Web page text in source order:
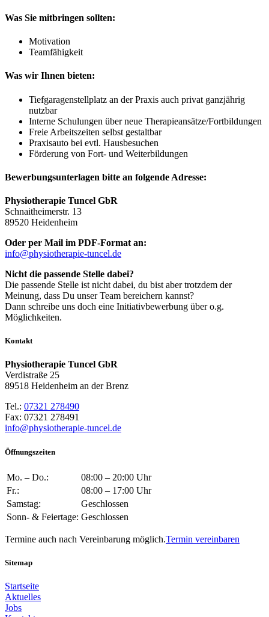
Was Sie mitbringen sollten:
Motivation
Teamfähigkeit
Was wir Ihnen bieten:
Tiefgaragenstellplatz an der Praxis auch privat ganzjährig
nutzbar
Interne Schulungen über neue Therapieansätze/Fortbildungen
Freie Arbeitszeiten selbst gestaltbar
Praxisauto bei evtl. Hausbesuchen
Förderung von Fort- und Weiterbildungen
Bewerbungsunterlagen bitte an folgende Adresse:
Physiotherapie Tuncel GbR
Schnaitheimerstr. 13
89520 Heidenheim
Oder per Mail im PDF-Format an:
info@physiotherapie-tuncel.de
Nicht die passende Stelle dabei?
Die passende Stelle ist nicht dabei, du bist aber trotzdem der
Meinung, dass Du unser Team bereichern kannst?
Dann schreibe uns doch eine Initiativbewerbung über o.g.
Möglichkeiten.
Kontakt
Physiotherapie Tuncel GbR
Verdistraße 25
89518 Heidenheim an der Brenz
Tel.: 07321 278490
Fax: 07321 278491
info@physiotherapie-tuncel.de
Öffnungszeiten
Mo. – Do.:
08:00 – 20:00 Uhr
Fr.:
08:00 – 17:00 Uhr
Samstag:
Geschlossen
Sonn- & Feiertage: Geschlossen
Termine auch nach Vereinbarung möglich.Termin vereinbaren
Sitemap
Startseite
Aktuelles
Jobs